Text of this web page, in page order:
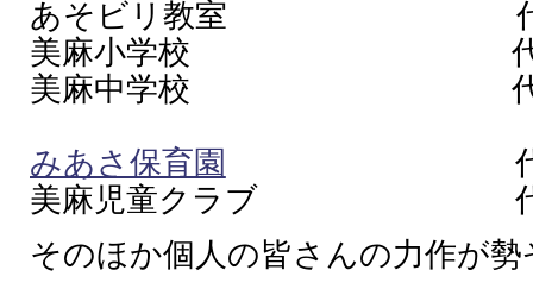
あそビリ教室 代表
美麻小学校 代表者
美麻中学校 代表
みあさ保育園
代表者
美麻児童クラブ 代表
そのほか個人の皆さんの力作が勢